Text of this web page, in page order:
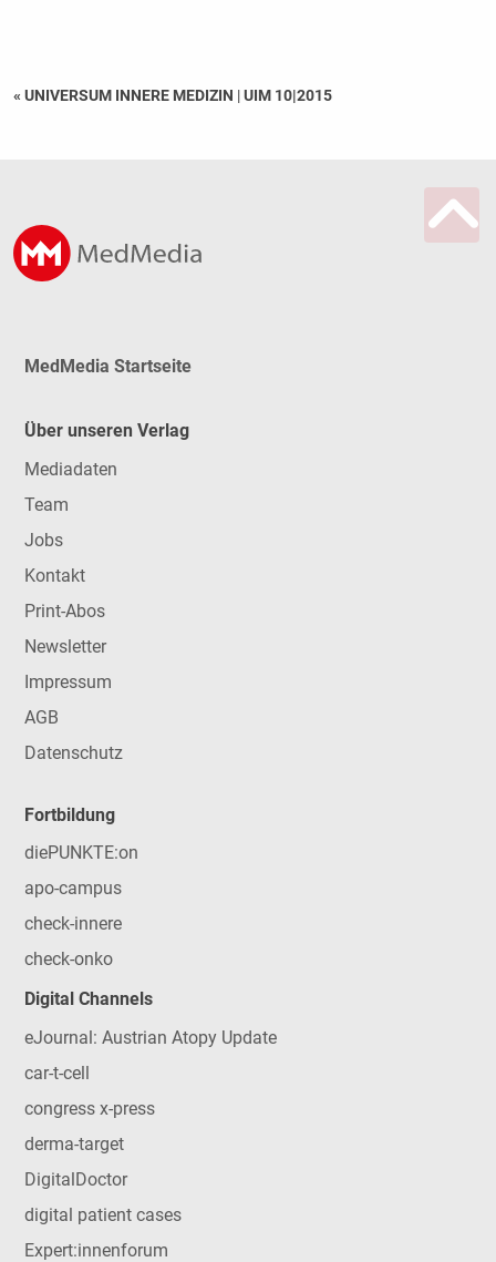
« UNIVERSUM INNERE MEDIZIN |UIM 10|2015
MedMedia Startseite
Über unseren Verlag
Mediadaten
Team
Jobs
Kontakt
Print-Abos
Newsletter
Impressum
AGB
Datenschutz
Fortbildung
diePUNKTE:on
apo-campus
check-innere
check-onko
Digital Channels
eJournal: Austrian Atopy Update
car-t-cell
congress x-press
derma-target
DigitalDoctor
digital patient cases
Expert:innenforum